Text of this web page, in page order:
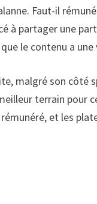
Faut-il
à partager une
le contenu a une
malgré son
terrain pour
et les